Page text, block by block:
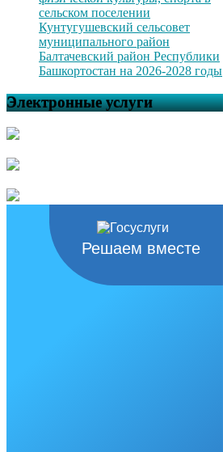
сельском поселении
Кунтугушевский сельсовет
муниципального район
Балтачевский район Республики
Башкортостан на 2026-2028 годы
Электронные услуги
Решаем вместе